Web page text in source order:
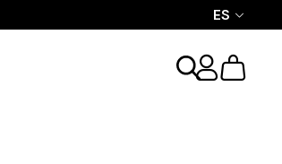
ES